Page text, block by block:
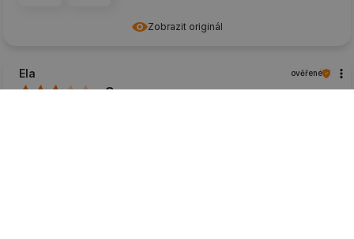
Zobrazit originál
Ela ověřené
3